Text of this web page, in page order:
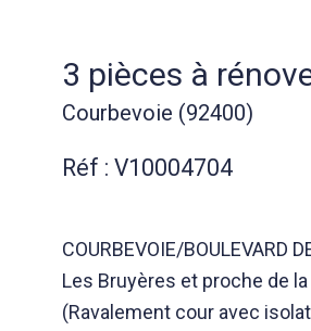
3 pièces à
Courbevoie (92400)
Réf : V10004704
COURBEVOIE/
Les Bruyères et proche de
(Ravalement cour avec